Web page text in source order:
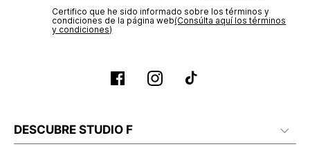
Certifico que he sido informado sobre los términos y
condiciones de la página web‎(Consúlta aquí los términos
y condiciones)
DESCUBRE STUDIO F